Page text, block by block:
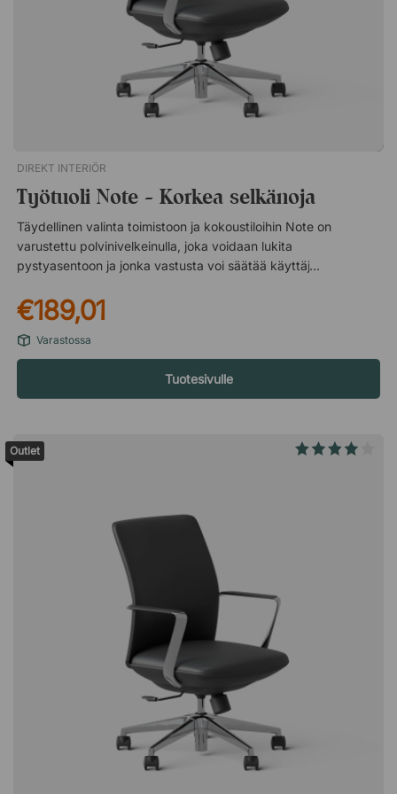
DIREKT INTERIÖR
Työtuoli Note - Korkea selkänoja
Täydellinen valinta toimistoon ja kokoustiloihin Note on
varustettu polvinivelkeinulla, joka voidaan lukita
pystyasentoon ja jonka vastusta voi säätää käyttäjän painon
paremmin liikehtimisen työskenneltäessä ja kääntymisen eri
suuntiin neuvotteluhuoneessa. Tämä yhdessä tuolin tyylikkään
muotoilun kanssa tekee Notesta erinomaisen tuolin kaikkiin
toimiston tarpeisiin. Tekniset tiedot Säädettävä istuinkorkeus.
Mukava, vaahtomuovipehmustettu istuin. Lukittava
kallistustoiminto, jossa on säädettävä painovastus. Selkänoja
musta muovipäällinen. Pyörivä jalusta vakaalla viisisakaraisella
jalkaristikolla. GREENGUARD Gold -sertifioitu.Note on mukava
kromin värinen kääntyvä jalusta ja käsinojat. Säädettävä
istuinkorkeus. Pehmeä pehmustettu istuin. Lukittava
keinutoiminto. Verhoiltu tyylikkäällä tekonahalla.
€189,01
Varastossa
Tuotesivulle
Outlet